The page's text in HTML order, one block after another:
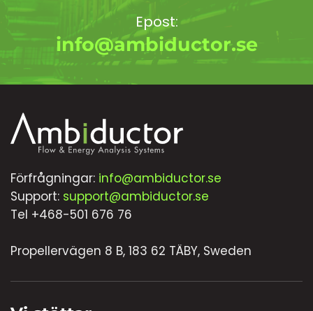
Epost:
info@ambiductor.se
Förfrågningar: info@ambiductor.se
Support: support@ambiductor.se
Tel +468-501 676 76
Propellervägen 8 B, 183 62 TÄBY, Sweden